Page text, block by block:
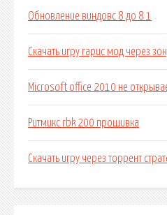
Обновление виндовс 8 до 8 1
Скачать игру гарис мод через
Microsoft office 2010 не
Ритмикс rbk 200 прошивка
Скачать игру через торрент